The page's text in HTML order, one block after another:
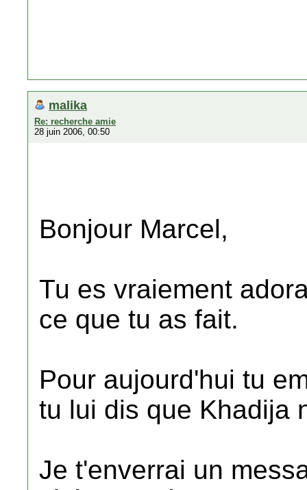
malika
Re: recherche amie
28 juin 2006, 00:50
Bonjour Marcel,
Tu es vraiement
ce que tu as fait.
Pour aujourd'hui tu
tu lui dis que Khadija
Je t'enverrai un